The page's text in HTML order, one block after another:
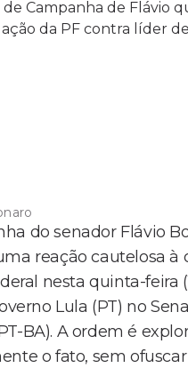
do senador Flávio
reação cautelosa à
nesta quinta-feira
Lula (PT) no
BA). A ordem é
o fato, sem